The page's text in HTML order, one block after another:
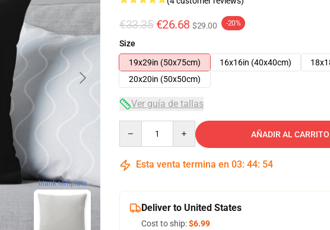
blank template
€33.35 €26.68 $29.00 -20%
Size
19x29in (50x75cm)
16x16in (40x40cm)
20x20in (50x50cm)
Ver guía de tallas
AÑADIR AL CARRITO
Esta venta termina en 03: 44: 53
Deliver to United States
Cost to ship:$6.99